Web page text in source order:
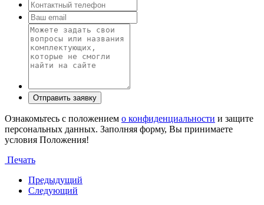
Ознакомьтесь с положением о конфиденциальности и защите
персональных данных. Заполняя форму, Вы принимаете
условия Положения!
Печать
Предыдущий
Следующий